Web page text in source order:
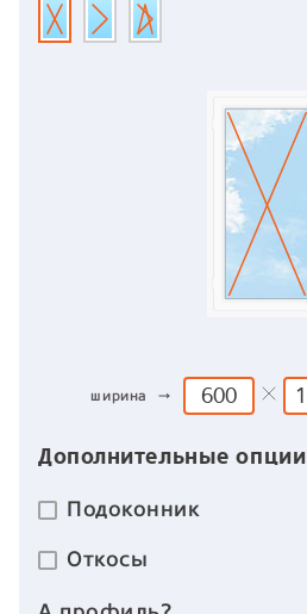
ширина →
Дополнительные опции
Подоконник
Откосы